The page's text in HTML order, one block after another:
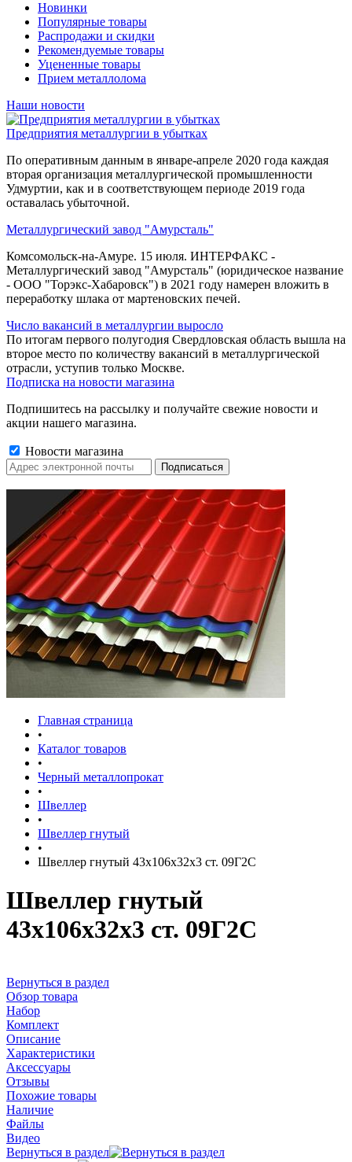
Новинки
Популярные товары
Распродажи и скидки
Рекомендуемые товары
Уцененные товары
Прием металлолома
Наши новости
Предприятия металлургии в убытках
По оперативным данным в январе-апреле 2020 года каждая
вторая организация металлургической промышленности
Удмуртии, как и в соответствующем периоде 2019 года
оставалась убыточной.
Металлургический завод "Амурсталь"
Комсомольск-на-Амуре. 15 июля. ИНТЕРФАКС -
Металлургический завод "Амурсталь" (юридическое название
- ООО "Торэкс-Хабаровск") в 2021 году намерен вложить в
переработку шлака от мартеновских печей.
Число вакансий в металлургии выросло
По итогам первого полугодия Свердловская область вышла на
второе место по количеству вакансий в металлургической
отрасли, уступив только Москве.
Подписка на новости магазина
Подпишитесь на рассылку и получайте свежие новости и
акции нашего магазина.
Новости магазина
Главная страница
•
Каталог товаров
•
Черный металлопрокат
•
Швеллер
•
Швеллер гнутый
•
Швеллер гнутый 43х106х32х3 ст. 09Г2С
Швеллер гнутый
43х106х32х3 ст. 09Г2С
Вернуться в раздел
Обзор товара
Набор
Комплект
Описание
Характеристики
Аксессуары
Отзывы
Похожие товары
Наличие
Файлы
Видео
Вернуться в раздел